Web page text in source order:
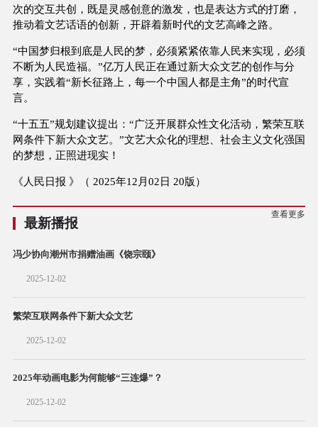
次的交互共创，既是灵感创意的激发，也是表达方式的打磨，
推动着文艺话语的创新，开辟着新时代的文艺高峰之路。
“中国梦归根到底是人民的梦，必须紧紧依靠人民来实现，必须
不断为人民造福。”亿万人民正在通过新大众文艺的创作与分
享，实践着“新长征路上，每一个中国人都是主角”的时代宣
言。
“十五五”规划建议提出：“广泛开展群众性文化活动，繁荣互联
网条件下新大众文艺。”文艺大众化的理想、社会主义文化强国
的梦想，正照进现实！
《人民日报 》（ 2025年12月02日 20版）
最新播报
查看更多
冯少协向潮州市捐赠油画《饶宗颐》
2025-12-02
繁荣互联网条件下新大众文艺
2025-12-02
2025年动画电影为何能够“三连爆”？
2025-12-02